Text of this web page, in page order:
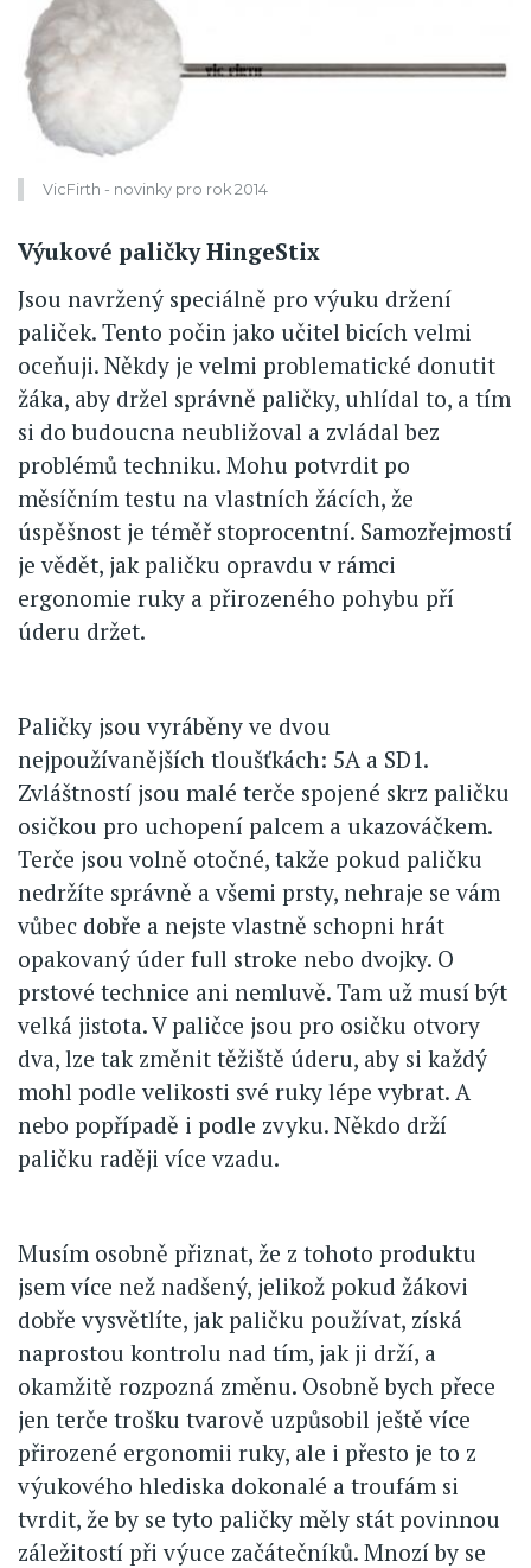
VicFirth - novinky pro rok 2014
Výukové paličky HingeStix
Jsou navržený speciálně pro výuku držení
paliček. Tento počin jako učitel bicích velmi
oceňuji. Někdy je velmi problematické donutit
žáka, aby držel správně paličky, uhlídal to, a tím
si do budoucna neubližoval a zvládal bez
problémů techniku. Mohu potvrdit po
měsíčním testu na vlastních žácích, že
úspěšnost je téměř stoprocentní. Samozřejmostí
je vědět, jak paličku opravdu v rámci
ergonomie ruky a přirozeného pohybu pří
úderu držet.
Paličky jsou vyráběny ve dvou
nejpoužívanějších tloušťkách: 5A a SD1.
Zvláštností jsou malé terče spojené skrz paličku
osičkou pro uchopení palcem a ukazováčkem.
Terče jsou volně otočné, takže pokud paličku
nedržíte správně a všemi prsty, nehraje se vám
vůbec dobře a nejste vlastně schopni hrát
opakovaný úder full stroke nebo dvojky. O
prstové technice ani nemluvě. Tam už musí být
velká jistota. V paličce jsou pro osičku otvory
dva, lze tak změnit těžiště úderu, aby si každý
mohl podle velikosti své ruky lépe vybrat. A
nebo popřípadě i podle zvyku. Někdo drží
paličku raději více vzadu.
Musím osobně přiznat, že z tohoto produktu
jsem více než nadšený, jelikož pokud žákovi
dobře vysvětlíte, jak paličku používat, získá
naprostou kontrolu nad tím, jak ji drží, a
okamžitě rozpozná změnu. Osobně bych přece
jen terče trošku tvarově uzpůsobil ještě více
přirozené ergonomii ruky, ale i přesto je to z
výukového hlediska dokonalé a troufám si
tvrdit, že by se tyto paličky měly stát povinnou
záležitostí při výuce začátečníků. Mnozí by se